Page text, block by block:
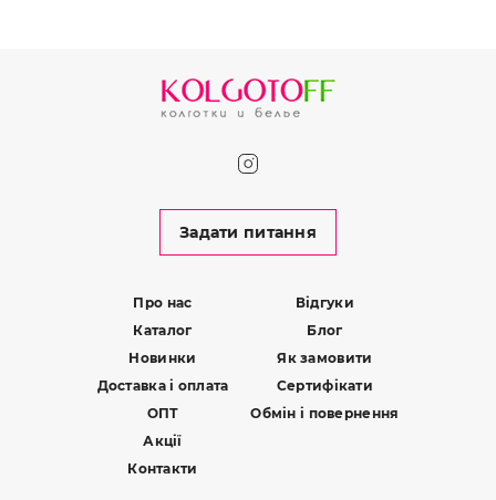
Задати питання
Про нас
Каталог
Новинки
Доставка і оплата
ОПТ
Акції
Контакти
Відгуки
Блог
Як замовити
Сертифікати
Обмін і повернення